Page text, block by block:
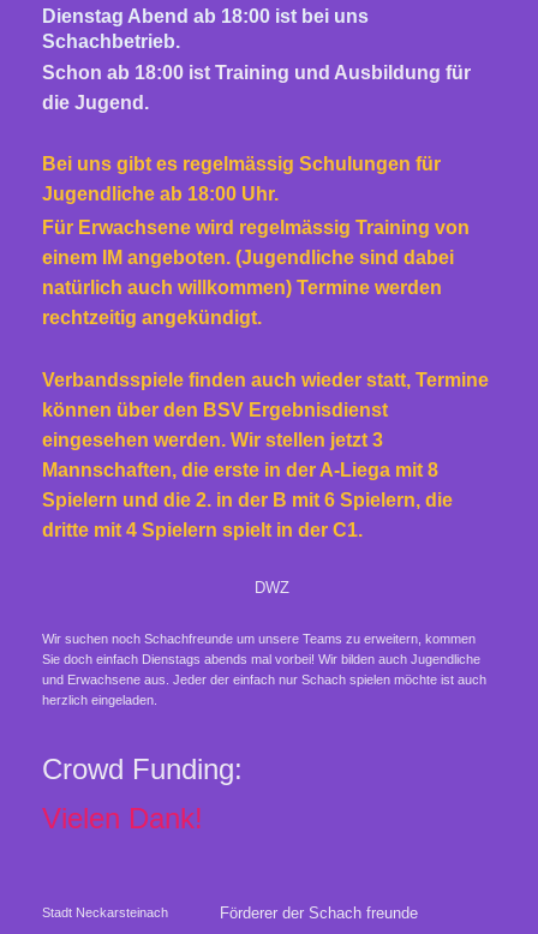
Dienstag Abend ab 18:00 ist bei uns
Schachbetrieb.
Schon ab 18:00 ist Training und Ausbildung für
die Jugend.
Bei uns gibt es regelmässig Schulungen für
Jugendliche ab 18:00 Uhr.
Für Erwachsene wird regelmässig Training von
einem IM angeboten. (Jugendliche sind dabei
natürlich auch willkommen) Termine werden
rechtzeitig angekündigt.
Verbandsspiele finden auch wieder statt, Termine
können über den BSV Ergebnisdienst
eingesehen werden. Wir stellen jetzt 3
Mannschaften, die erste in der A-Liega mit 8
Spielern und die 2. in der B mit 6 Spielern, die
dritte mit 4 Spielern spielt in der C1.
DWZ
Wir suchen noch Schachfreunde um unsere Teams zu erweitern, kommen
Sie doch einfach Dienstags abends mal vorbei! Wir bilden auch Jugendliche
und Erwachsene aus. Jeder der einfach nur Schach spielen möchte ist auch
herzlich eingeladen.
Crowd Funding:
Vielen Dank!
Stadt Neckarsteinach Förderer der Schach freunde